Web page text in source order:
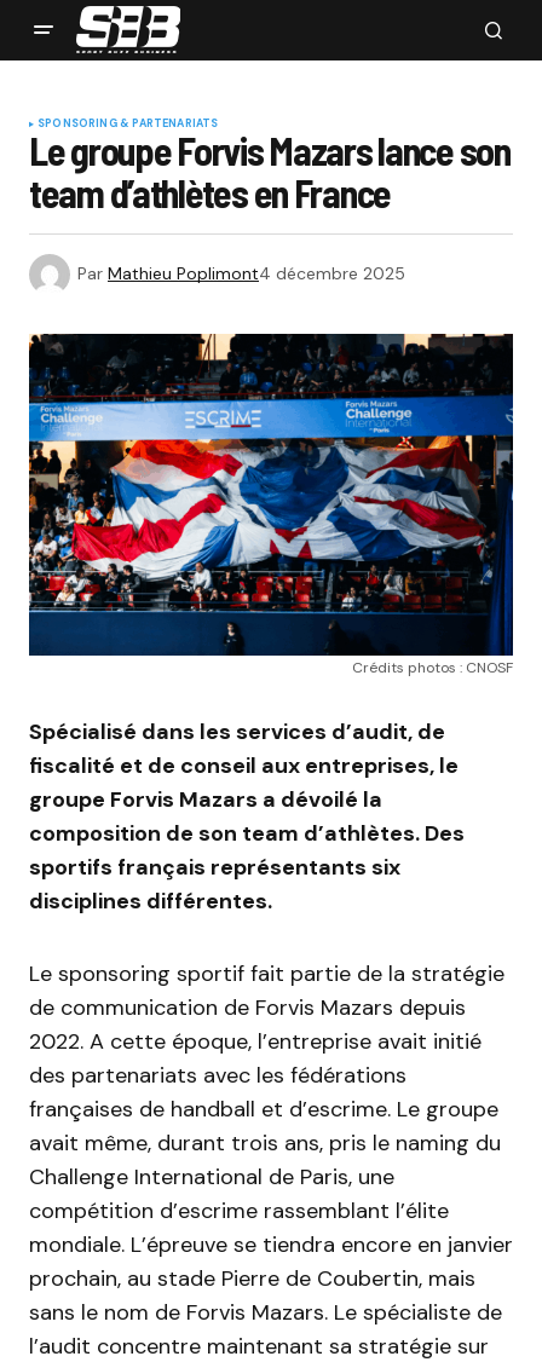
SPONSORING & PARTENARIATS
Le groupe Forvis Mazars lance son
team d’athlètes en France
Par Mathieu Poplimont4 décembre 2025
Crédits photos : CNOSF
Spécialisé dans les services d’audit, de
fiscalité et de conseil aux entreprises, le
groupe Forvis Mazars a dévoilé la
composition de son team d’athlètes. Des
sportifs français représentants six
disciplines différentes.
Le sponsoring sportif fait partie de la stratégie
de communication de Forvis Mazars depuis
2022. A cette époque, l’entreprise avait initié
des partenariats avec les fédérations
françaises de handball et d’escrime. Le groupe
avait même, durant trois ans, pris le naming du
Challenge International de Paris, une
compétition d’escrime rassemblant l’élite
mondiale. L’épreuve se tiendra encore en janvier
prochain, au stade Pierre de Coubertin, mais
sans le nom de Forvis Mazars. Le spécialiste de
l’audit concentre maintenant sa stratégie sur